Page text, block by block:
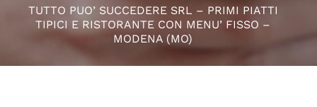
TUTTO PUO’ SUCCEDERE SRL – PRIMI PIATTI
TIPICI E RISTORANTE CON MENU’ FISSO –
MODENA (MO)